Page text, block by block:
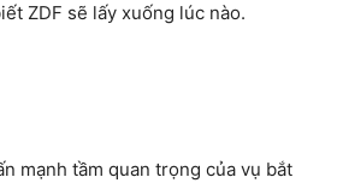
ZDF sẽ lấy xuống lúc nào.
mạnh tầm quan trọng của vụ bắt